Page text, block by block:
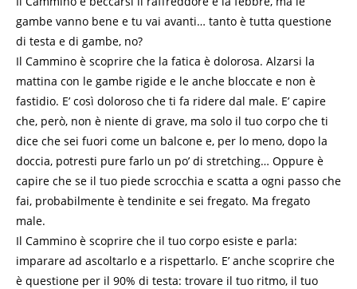
gambe vanno bene e tu vai avanti… tanto è tutta questione
di testa e di gambe, no?
Il Cammino è scoprire che la fatica è dolorosa. Alzarsi la
mattina con le gambe rigide e le anche bloccate e non è
fastidio. E’ così doloroso che ti fa ridere dal male. E’ capire
che, però, non è niente di grave, ma solo il tuo corpo che ti
dice che sei fuori come un balcone e, per lo meno, dopo la
doccia, potresti pure farlo un po’ di stretching… Oppure è
capire che se il tuo piede scrocchia e scatta a ogni passo che
fai, probabilmente è tendinite e sei fregato. Ma fregato
male.
Il Cammino è scoprire che il tuo corpo esiste e parla:
imparare ad ascoltarlo e a rispettarlo. E’ anche scoprire che
è questione per il 90% di testa: trovare il tuo ritmo, il tuo